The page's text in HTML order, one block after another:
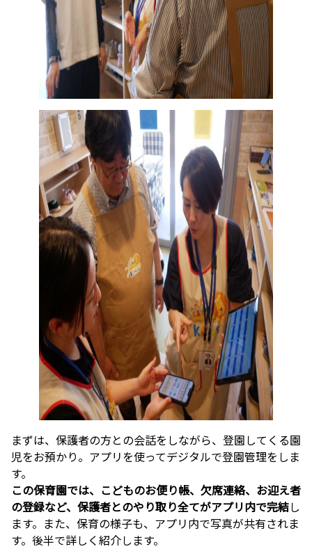
まずは、保護者の方との会話をしながら、登園してくる園
児をお預かり。アプリを使ってデジタルで登園管理をしま
す。
この保育園では、こどものお便り帳、欠席連絡、お迎え者
の登録など、保護者とのやり取り全てがアプリ内で完結し
ます。また、保育の様子も、アプリ内で写真が共有されま
す。後半で詳しく紹介します。